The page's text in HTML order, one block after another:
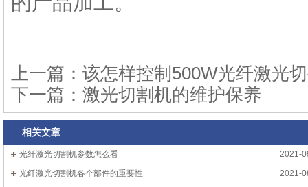
上一篇： 该怎样控制500W光纤激光
下一篇： 激光切割机的维护保养
相关文章
2021-
光纤激光切割机参数怎么看
2021-
光纤激光切割机各个部件的重要性